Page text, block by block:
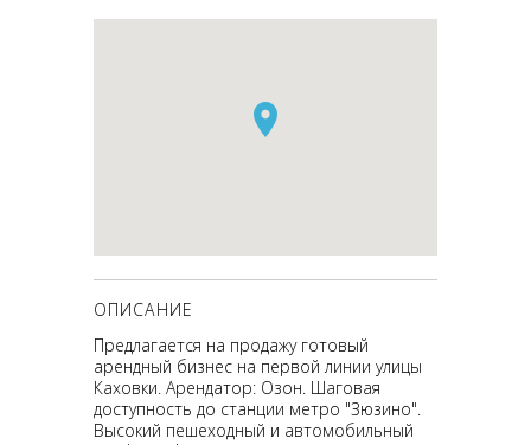
ОПИСАНИЕ
Предлагается на продажу готовый
арендный бизнес на первой линии улицы
Каховки. Арендатор: Озон. Шаговая
доступность до станции метро "Зюзино".
Высокий пешеходный и автомобильный